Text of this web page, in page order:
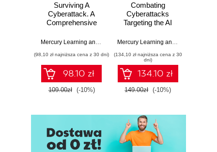
Surviving A
Cyberattack. A
Comprehensive
Security for
Businesses
Mercury Learning and Information ,Todd G. Shipley,Art Bowker
(98,10 zł najniższa cena z 30 dni)
98.10 zł
109.00zł (-10%)
Combating
Cyberattacks
Targeting the AI
Strategies to
from emerging
cyber threats,
risks, and
vulnerabilities
Mercury Learning and Information
(134,10 zł najniższa cena z 30
dni)
134.10 zł
149.00zł (-10%)